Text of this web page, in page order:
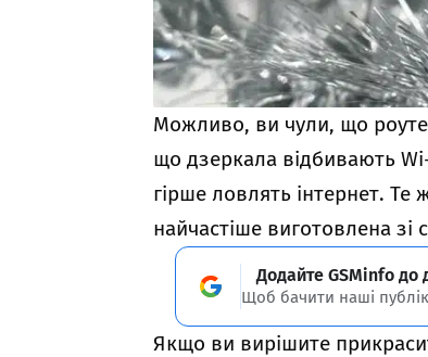
Можливо, ви чули, що
що дзеркала відбивають
гірше ловлять інтернет.
найчастіше виготовлена зі
Додайте GSMinfo до
Щоб бачити наші
Якщо ви вирішите